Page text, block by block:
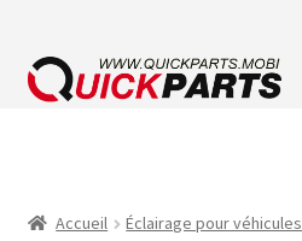
Accueil Éclairage pour véhicules